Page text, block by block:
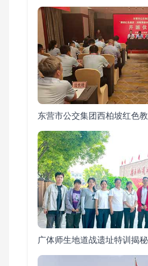
东营市公交集团西柏坡红色
广体师生地道战遗址特训揭